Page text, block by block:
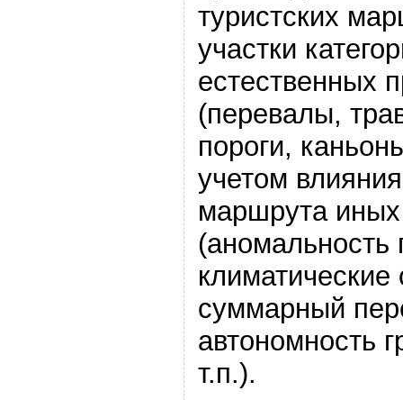
туристских
участки
естественных
(перевалы,
пороги,
учетом
маршрута
(аномальность
суммарный
автономность
т.п.).